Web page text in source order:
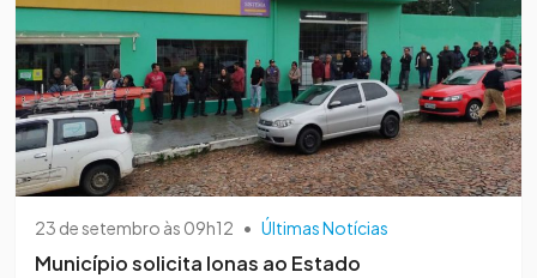
23 de setembro às 09h12 • Últimas Notícias
Município solicita lonas ao Estado